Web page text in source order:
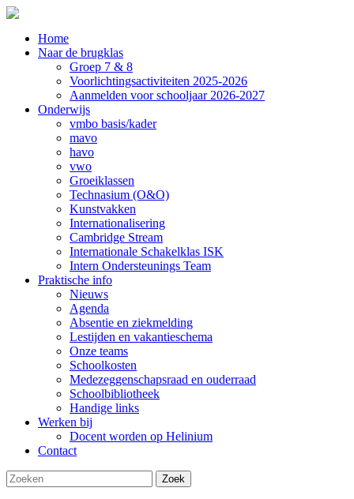
Home
Naar de brugklas
Groep 7 & 8
Voorlichtingsactiviteiten 2025-2026
Aanmelden voor schooljaar 2026-2027
Onderwijs
vmbo basis/kader
mavo
havo
vwo
Groeiklassen
Technasium (O&O)
Kunstvakken
Internationalisering
Cambridge Stream
Internationale Schakelklas ISK
Intern Ondersteunings Team
Praktische info
Nieuws
Agenda
Absentie en ziekmelding
Lestijden en vakantieschema
Onze teams
Schoolkosten
Medezeggenschapsraad en ouderraad
Schoolbibliotheek
Handige links
Werken bij
Docent worden op Helinium
Contact
Zoek